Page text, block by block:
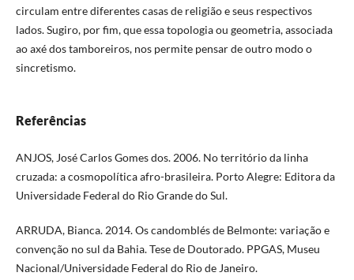
circulam entre diferentes casas de religião e seus respectivos
lados. Sugiro, por fim, que essa topologia ou geometria, associada
ao axé dos tamboreiros, nos permite pensar de outro modo o
sincretismo.
Referências
ANJOS, José Carlos Gomes dos. 2006. No território da linha
cruzada: a cosmopolítica afro-brasileira. Porto Alegre: Editora da
Universidade Federal do Rio Grande do Sul.
ARRUDA, Bianca. 2014. Os candomblés de Belmonte: variação e
convenção no sul da Bahia. Tese de Doutorado. PPGAS, Museu
Nacional/Universidade Federal do Rio de Janeiro.